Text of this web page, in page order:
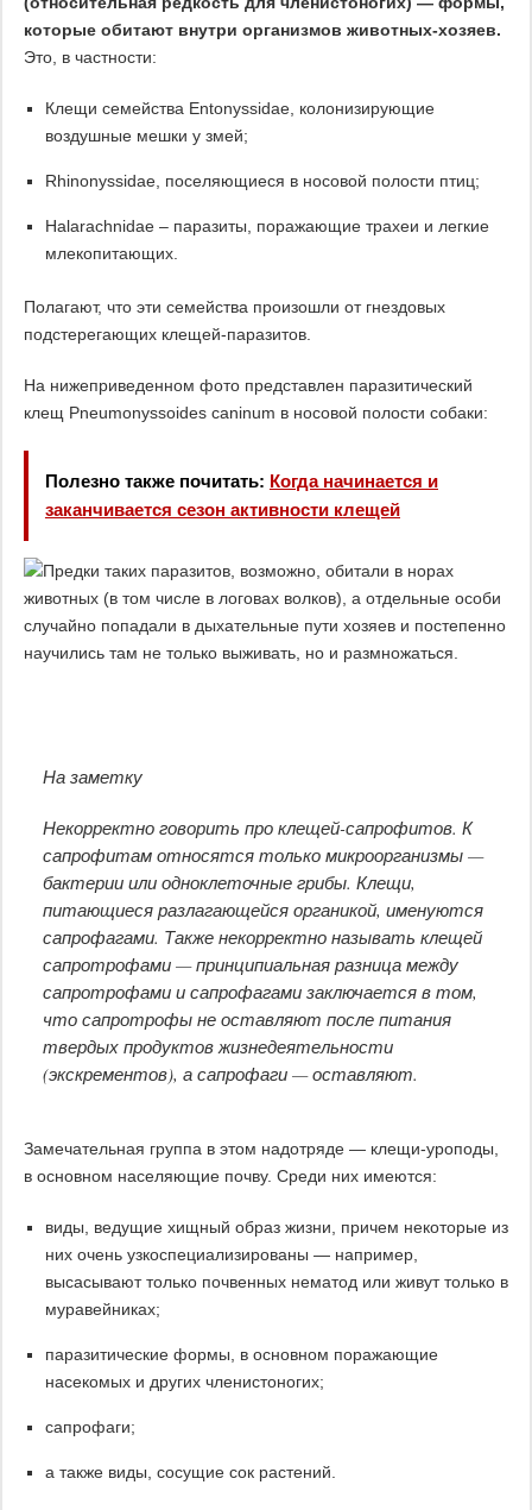
которые обитают внутри организмов животных-хозяев.
Это, в частности:
Клещи семейства Entonyssidae, колонизирующие
воздушные мешки у змей;
Rhinonyssidae, поселяющиеся в носовой полости птиц;
Halarachnidae – паразиты, поражающие трахеи и легкие
млекопитающих.
Полагают, что эти семейства произошли от гнездовых
подстерегающих клещей-паразитов.
На нижеприведенном фото представлен паразитический
клещ Pneumonyssoides caninum в носовой полости собаки:
Полезно также почитать: Когда начинается и
заканчивается сезон активности клещей
На заметку
Некорректно говорить про клещей-сапрофитов. К
сапрофитам относятся только микроорганизмы —
бактерии или одноклеточные грибы. Клещи,
питающиеся разлагающейся органикой, именуются
сапрофагами. Также некорректно называть клещей
сапротрофами — принципиальная разница между
сапротрофами и сапрофагами заключается в том,
что сапротрофы не оставляют после питания
твердых продуктов жизнедеятельности
(экскрементов), а сапрофаги — оставляют.
Замечательная группа в этом надотряде — клещи-уроподы,
в основном населяющие почву. Среди них имеются:
виды, ведущие хищный образ жизни, причем некоторые из
них очень узкоспециализированы — например,
высасывают только почвенных нематод или живут только в
муравейниках;
паразитические формы, в основном поражающие
насекомых и других членистоногих;
сапрофаги;
а также виды, сосущие сок растений.